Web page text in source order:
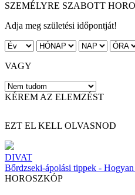
SZEMÉLYRE SZABOTT
Adja meg születési időpontját!
VAGY
KÉREM AZ ELEMZÉST
EZT EL KELL OLVASNOD
DIVAT
Bőrdzseki-ápolási tippek -
HOROSZKÓP